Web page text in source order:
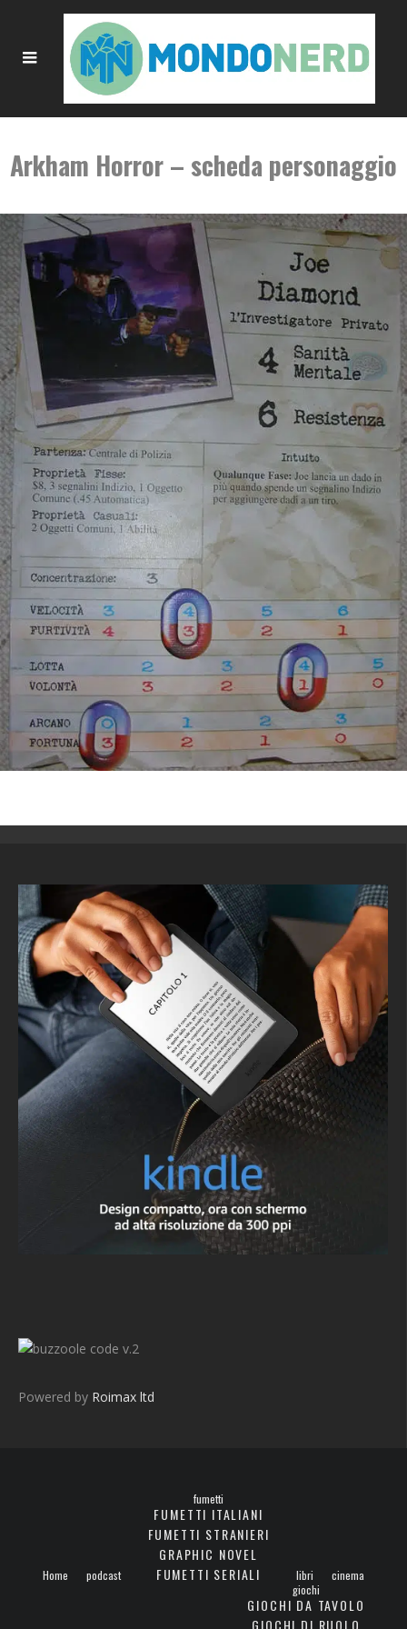
Arkham Horror – scheda personaggio
v.2
Powered by Roimax ltd
Home podcast
fumetti
FUMETTI ITALIANI
FUMETTI STRANIERI
GRAPHIC NOVEL
FUMETTI SERIALI
libri
cinema
giochi
GIOCHI DA TAVOLO
GIOCHI DI RUOLO